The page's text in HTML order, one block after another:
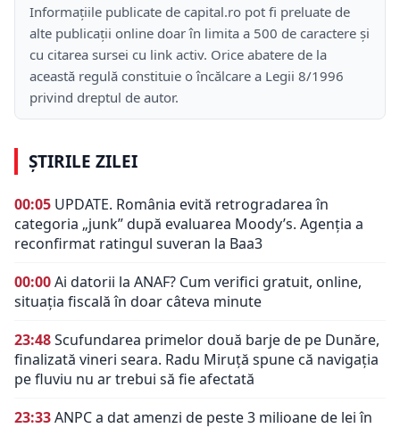
Informațiile publicate de capital.ro pot fi preluate de
alte publicații online doar în limita a 500 de caractere și
cu citarea sursei cu link activ. Orice abatere de la
această regulă constituie o încălcare a Legii 8/1996
privind dreptul de autor.
ȘTIRILE ZILEI
00:05 UPDATE. România evită retrogradarea în
categoria „junk” după evaluarea Moody’s. Agenția a
reconfirmat ratingul suveran la Baa3
00:00Ai datorii la ANAF? Cum verifici gratuit, online,
situația fiscală în doar câteva minute
23:48Scufundarea primelor două barje de pe Dunăre,
finalizată vineri seara. Radu Miruță spune că navigația
pe fluviu nu ar trebui să fie afectată
23:33ANPC a dat amenzi de peste 3 milioane de lei în